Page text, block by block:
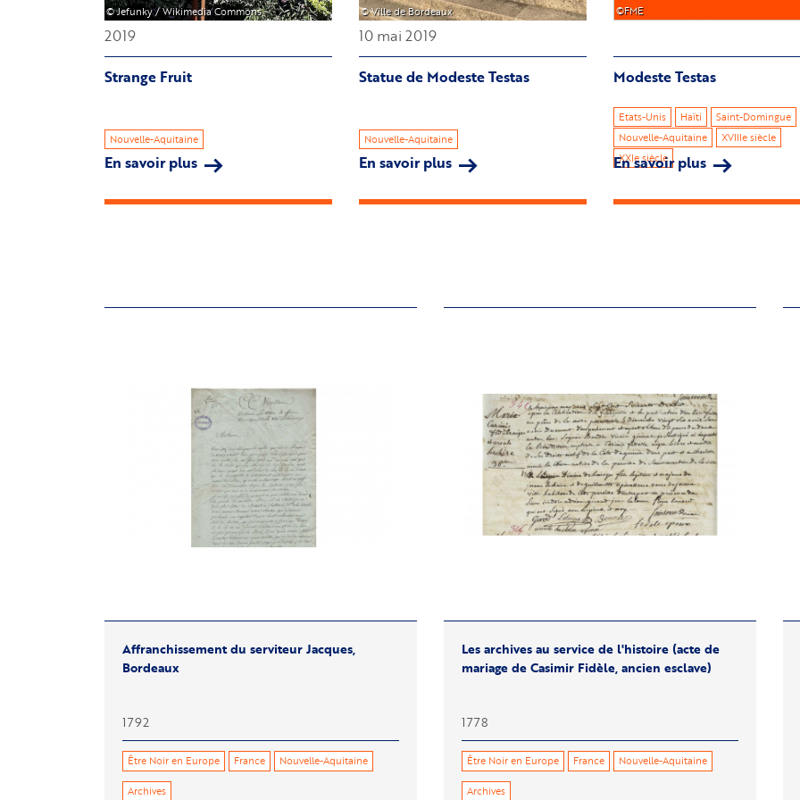
© Jefunky / Wikimedia Commons
2019
Strange Fruit
Nouvelle-Aquitaine
En savoir plus sur
Fruit
© Ville de Bordeaux
10 mai 2019
Statue de Modeste Testas
Nouvelle-Aquitaine
En savoir plus sur
de
©FME
Modeste Testas
Etats-Unis Haïti
Saint-Domingue
Nouvelle-Aquitaine
XVIIIe siècle
XXIe siècle
En savoir plus sur
Testas
Affranchissement du serviteur Jacques,
Bordeaux
1792
Être Noir en Europe France Nouvelle-Aquitaine
Archives
Les archives au service de l'histoire (acte de
mariage de Casimir Fidèle, ancien esclave)
1778
Être Noir en Europe France Nouvelle-Aquitaine
Archives